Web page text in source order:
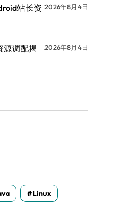
站长资 2026年8月4日
源调配揭
2026年8月4日
Linux